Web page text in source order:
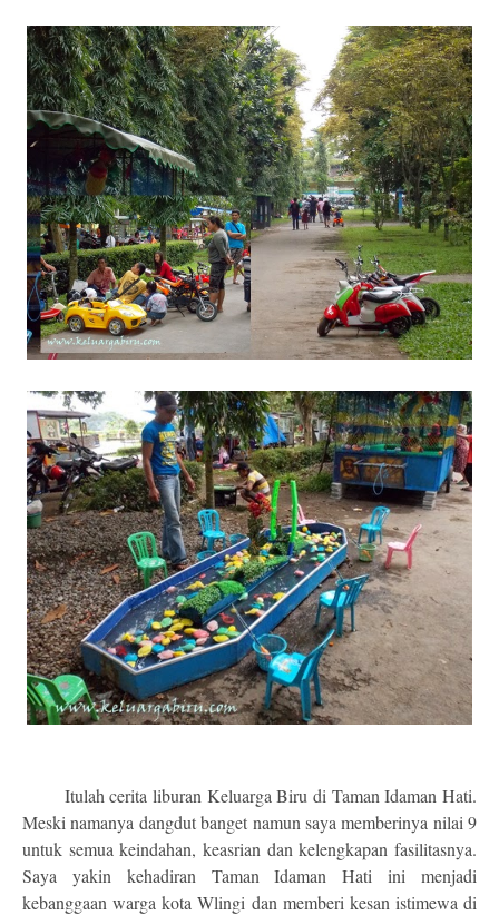
Itulah cerita liburan Keluarga Biru di Taman Idaman Hati.
Meski namanya dangdut banget namun saya memberinya nilai 9
untuk semua keindahan, keasrian dan kelengkapan fasilitasnya.
Saya yakin kehadiran Taman Idaman Hati ini menjadi
kebanggaan warga kota Wlingi dan memberi kesan istimewa di